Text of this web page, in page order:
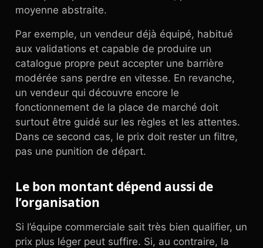
moyenne abstraite.
Par exemple, un vendeur déjà équipé, habitué
aux validations et capable de produire un
catalogue propre peut accepter une barrière
modérée sans perdre en vitesse. En revanche,
un vendeur qui découvre encore le
fonctionnement de la place de marché doit
surtout être guidé sur les règles et les attentes.
Dans ce second cas, le prix doit rester un filtre,
pas une punition de départ.
Le bon montant dépend aussi de
l’organisation
Si l’équipe commerciale sait très bien qualifier, un
prix plus léger peut suffire. Si, au contraire, la